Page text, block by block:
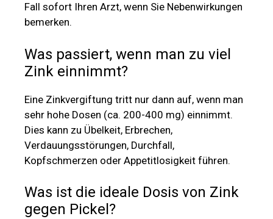
Fall sofort Ihren Arzt, wenn Sie Nebenwirkungen
bemerken.
Was passiert, wenn man zu viel
Zink einnimmt?
Eine Zinkvergiftung tritt nur dann auf, wenn man
sehr hohe Dosen (ca. 200-400 mg) einnimmt.
Dies kann zu Übelkeit, Erbrechen,
Verdauungsstörungen, Durchfall,
Kopfschmerzen oder Appetitlosigkeit führen.
Was ist die ideale Dosis von Zink
gegen Pickel?